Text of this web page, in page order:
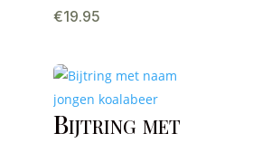
€19.95
Bijtring met